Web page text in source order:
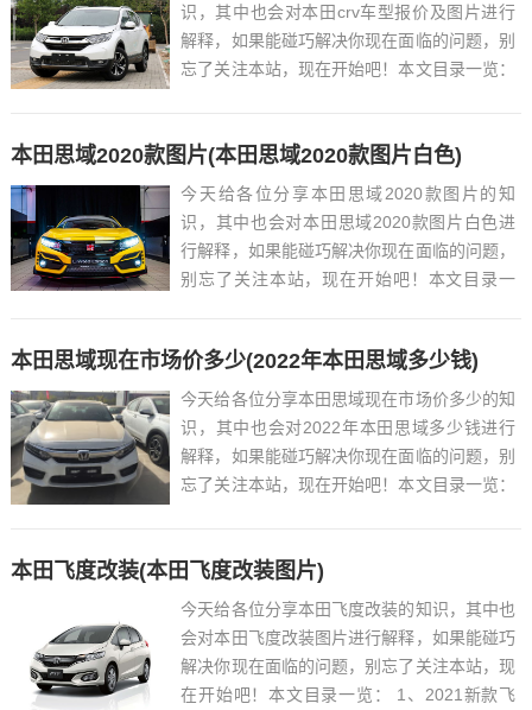
识，其中也会对本田crv车型报价及图片进行
解释，如果能碰巧解决你现在面临的问题，别
忘了关注本站，现在开始吧！本文目录一览：
本田思域2020款图片(本田思域2020款图片白色)
今天给各位分享本田思域2020款图片的知
识，其中也会对本田思域2020款图片白色进
行解释，如果能碰巧解决你现在面临的问题，
别忘了关注本站，现在开始吧！本文目录一
本田思域现在市场价多少(2022年本田思域多少钱)
今天给各位分享本田思域现在市场价多少的知
识，其中也会对2022年本田思域多少钱进行
解释，如果能碰巧解决你现在面临的问题，别
忘了关注本站，现在开始吧！本文目录一览：
本田飞度改装(本田飞度改装图片)
今天给各位分享本田飞度改装的知识，其中也
会对本田飞度改装图片进行解释，如果能碰巧
解决你现在面临的问题，别忘了关注本站，现
在开始吧！本文目录一览： 1、2021新款飞